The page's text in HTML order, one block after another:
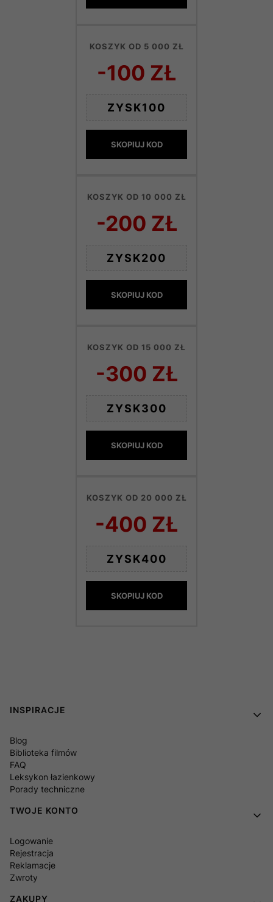
KOSZYK OD 5 000 ZŁ
-100 ZŁ
ZYSK100
SKOPIUJ KOD
KOSZYK OD 10 000 ZŁ
-200 ZŁ
ZYSK200
SKOPIUJ KOD
KOSZYK OD 15 000 ZŁ
-300 ZŁ
ZYSK300
SKOPIUJ KOD
KOSZYK OD 20 000 ZŁ
-400 ZŁ
ZYSK400
SKOPIUJ KOD
Linki w stopce
INSPIRACJE
Blog
Biblioteka filmów
FAQ
Leksykon łazienkowy
Porady techniczne
TWOJE KONTO
Logowanie
Rejestracja
Reklamacje
Zwroty
ZAKUPY